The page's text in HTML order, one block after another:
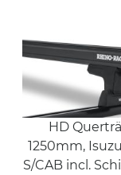
HD
1250mm,
S/CAB incl.